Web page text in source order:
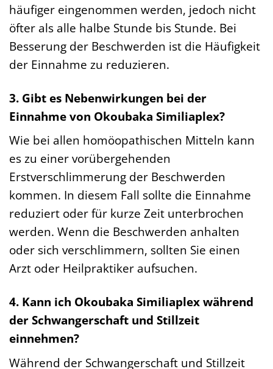
häufiger eingenommen werden, jedoch nicht
öfter als alle halbe Stunde bis Stunde. Bei
Besserung der Beschwerden ist die Häufigkeit
der Einnahme zu reduzieren.
3. Gibt es Nebenwirkungen bei der
Einnahme von Okoubaka Similiaplex?
Wie bei allen homöopathischen Mitteln kann
es zu einer vorübergehenden
Erstverschlimmerung der Beschwerden
kommen. In diesem Fall sollte die Einnahme
reduziert oder für kurze Zeit unterbrochen
werden. Wenn die Beschwerden anhalten
oder sich verschlimmern, sollten Sie einen
Arzt oder Heilpraktiker aufsuchen.
4. Kann ich Okoubaka Similiaplex während
der Schwangerschaft und Stillzeit
einnehmen?
Während der Schwangerschaft und Stillzeit